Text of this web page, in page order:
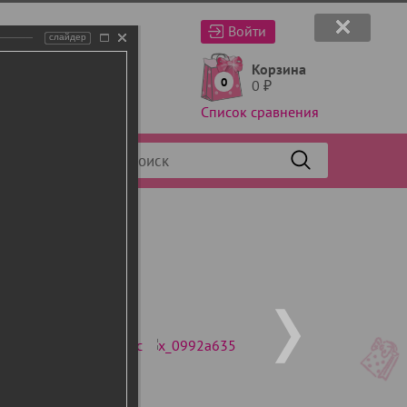
Войти
0
Корзина
0 ₽
Список сравнения
слайдер